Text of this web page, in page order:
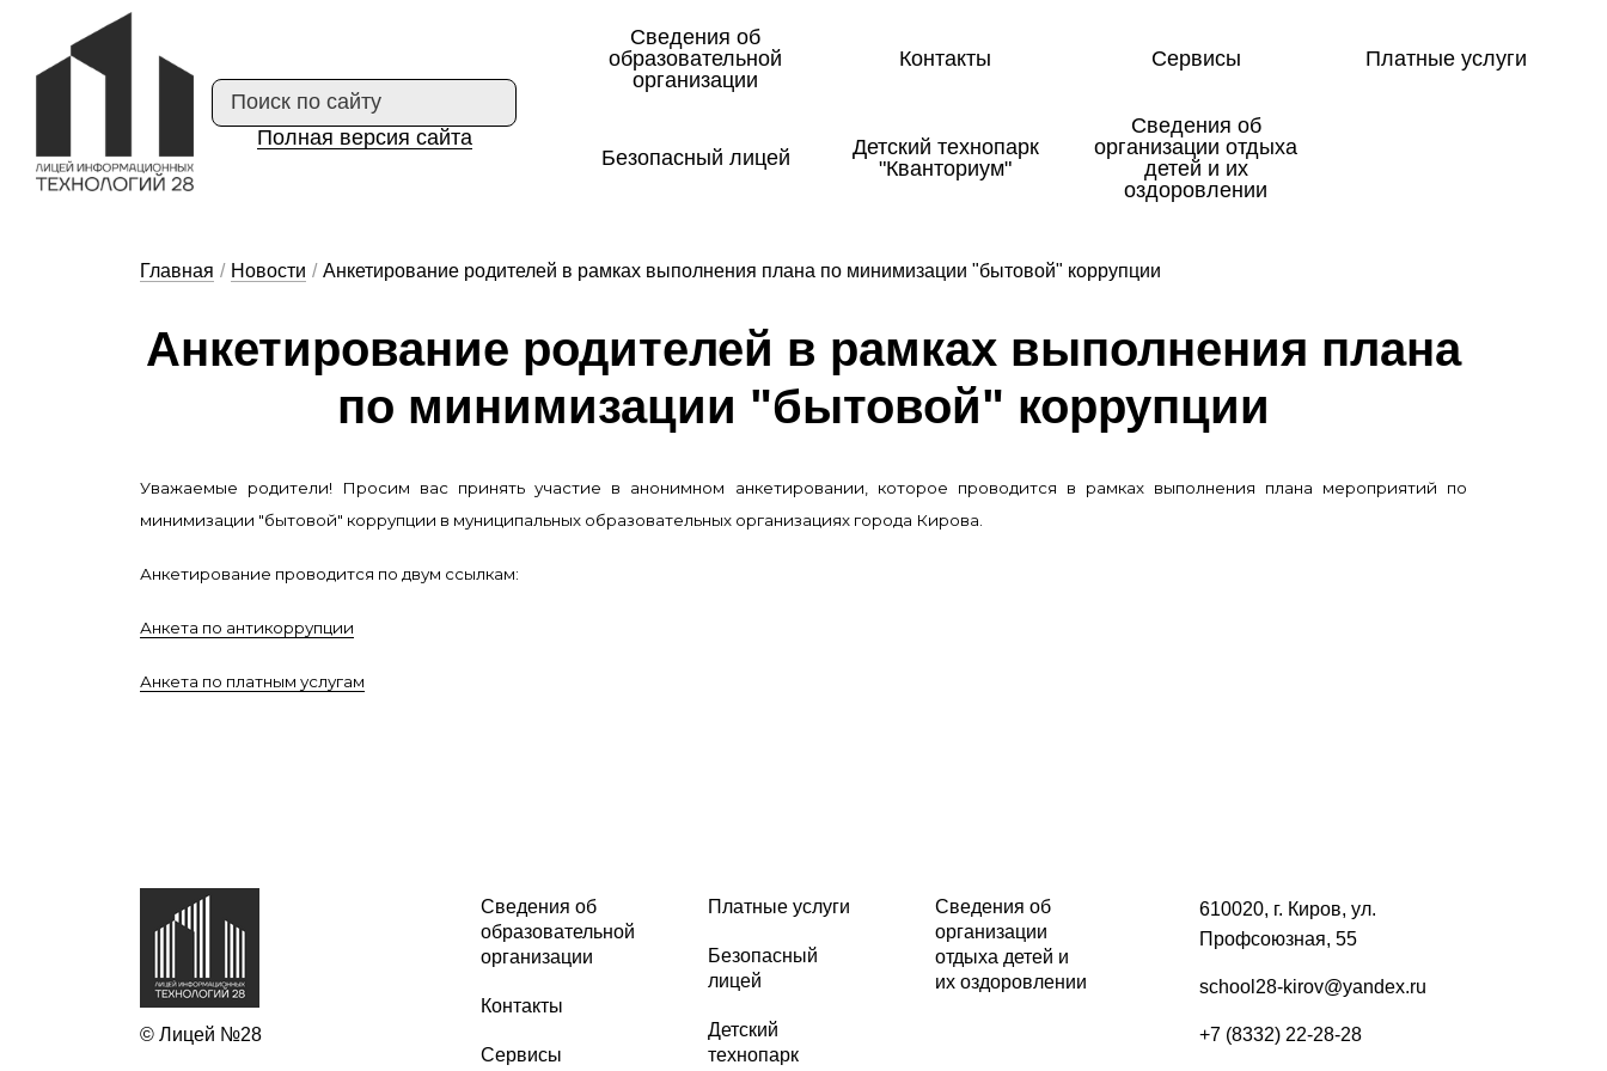
Полная версия сайта
Сведения об
образовательной
организации
Контакты Сервисы Платные услуги
Безопасный лицей
Детский технопарк
"Кванториум"
Сведения об
организации отдыха
детей и их
оздоровлении
Главная / Новости / Анкетирование родителей в рамках выполнения плана по минимизации "бытовой" коррупции
Ан­ке­ти­ро­ва­ние ро­ди­те­лей в рам­ках вы­пол­не­ния пла­на
по ми­ни­ми­за­ции "бы­то­вой" кор­рупции
Уважаемые родители! Просим вас принять участие в анонимном анкетировании, которое проводится в рамках выполнения плана мероприятий по
минимизации "бытовой" коррупции в муниципальных образовательных организациях города Кирова.
Анкетирование проводится по двум ссылкам:
Анкета по антикоррупции
Анкета по платным услугам
© Лицей №28
Сведения об
образовательной
организации
Контакты
Сервисы
Платные услуги
Безопасный
лицей
Детский
технопарк
Сведения об
организации
отдыха детей и
их оздоровлении
610020, г. Киров, ул.
Профсоюзная, 55
school28-kirov@yandex.ru
+7 (8332) 22-28-28